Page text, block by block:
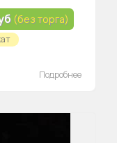
(без торга)
Подробнее